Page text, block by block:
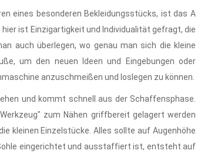
eines besonderen Bekleidungsstücks, ist das A
ist Einzigartigkeit und Individualität gefragt, die
auch überlegen, wo genau man sich die kleine
um den neuen Ideen und Eingebungen oder
anzuschmeißen und loslegen zu können.
und kommt schnell aus der Schaffensphase.
zum Nähen griffbereit gelagert werden
kleinen Einzelstücke. Alles sollte auf Augenhöhe
eingerichtet und ausstaffiert ist, entsteht auf